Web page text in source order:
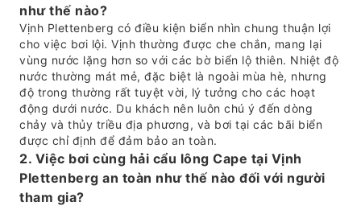
như thế nào?
Vịnh Plettenberg có điều kiện biển nhìn chung thuận lợi
cho việc bơi lội. Vịnh thường được che chắn, mang lại
vùng nước lặng hơn so với các bờ biển lộ thiên. Nhiệt độ
nước thường mát mẻ, đặc biệt là ngoài mùa hè, nhưng
độ trong thường rất tuyệt vời, lý tưởng cho các hoạt
động dưới nước. Du khách nên luôn chú ý đến dòng
chảy và thủy triều địa phương, và bơi tại các bãi biển
được chỉ định để đảm bảo an toàn.
2. Việc bơi cùng hải cẩu lông Cape tại Vịnh
Plettenberg an toàn như thế nào đối với người
tham gia?